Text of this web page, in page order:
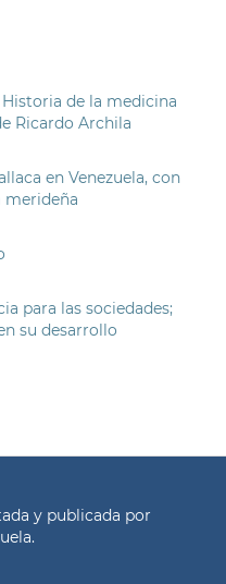
de la medicina
Ricardo Archila
en Venezuela, con
merideña
para las sociedades;
su desarrollo
y publicada por